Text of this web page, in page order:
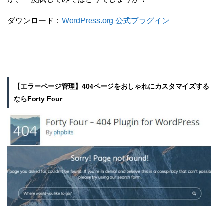
ダウンロード： WordPress.org 公式プラグイン
【エラーページ管理】404ページをおしゃれにカスタマイズする
ならForty Four